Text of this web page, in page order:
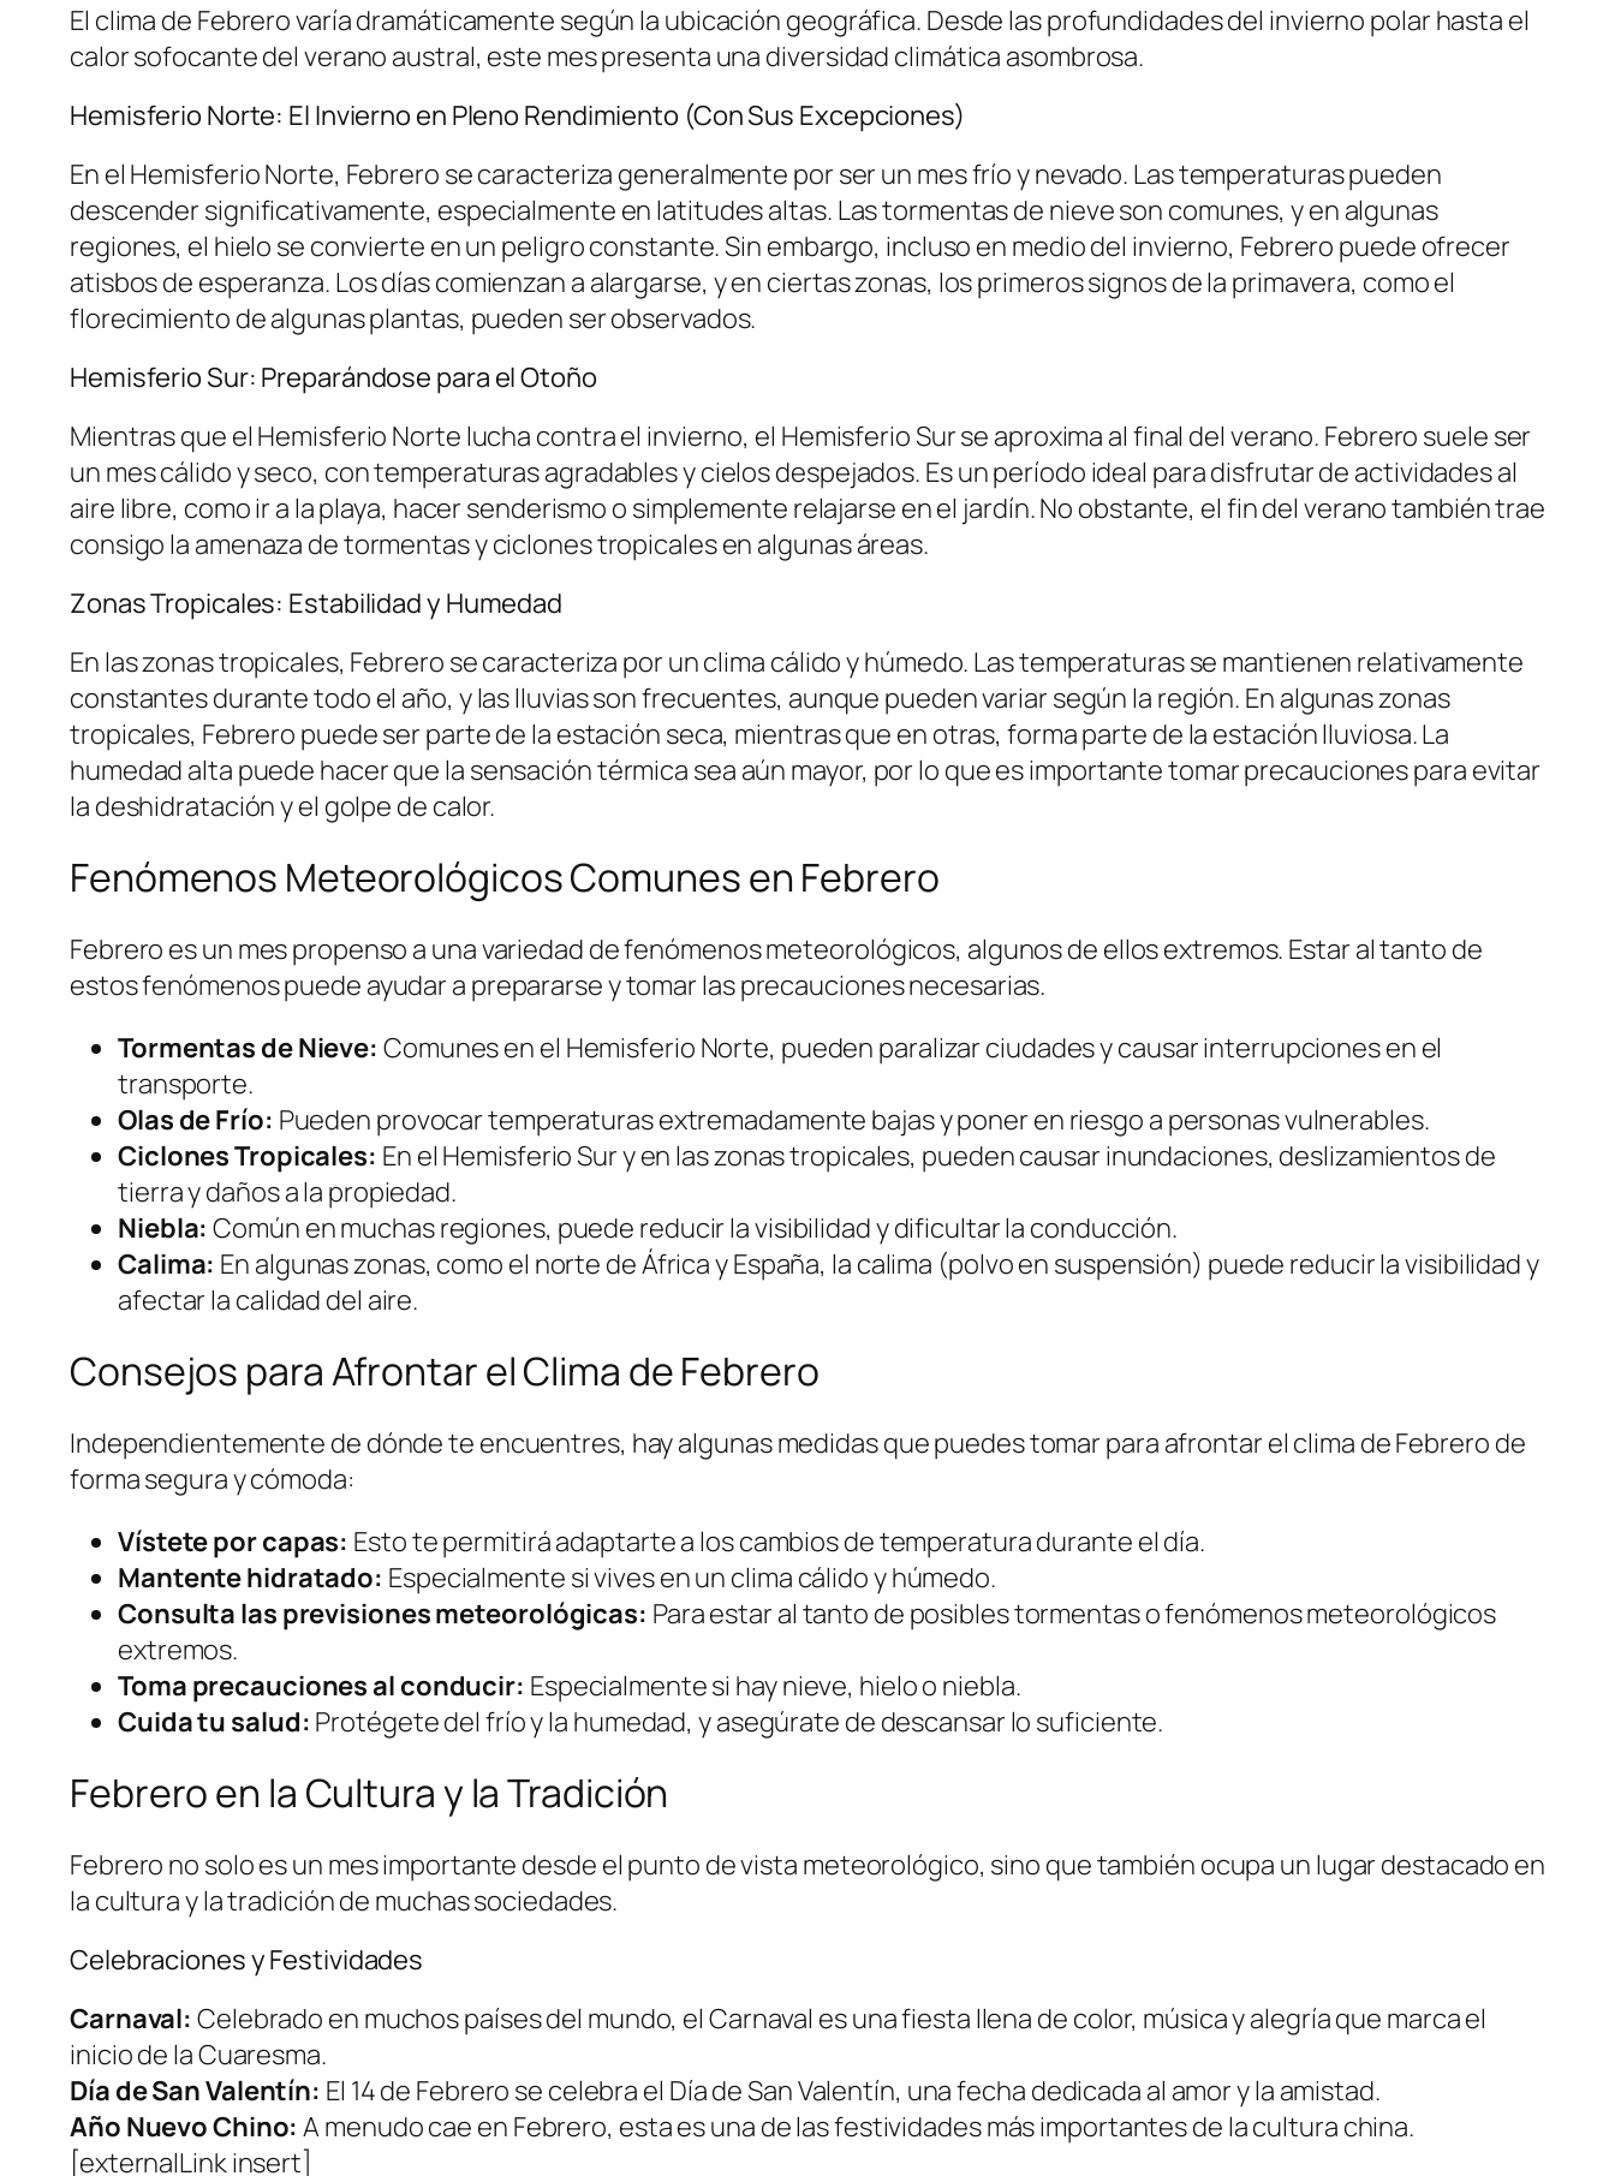
El clima de Febrero varía dramáticamente según la ubicación geográfica. Desde las profundidades del invierno polar hasta el
calor sofocante del verano austral, este mes presenta una diversidad climática asombrosa.
Hemisferio Norte: El Invierno en Pleno Rendimiento (Con Sus Excepciones)
En el Hemisferio Norte, Febrero se caracteriza generalmente por ser un mes frío y nevado. Las temperaturas pueden
descender significativamente, especialmente en latitudes altas. Las tormentas de nieve son comunes, y en algunas
regiones, el hielo se convierte en un peligro constante. Sin embargo, incluso en medio del invierno, Febrero puede ofrecer
atisbos de esperanza. Los días comienzan a alargarse, y en ciertas zonas, los primeros signos de la primavera, como el
florecimiento de algunas plantas, pueden ser observados.
Hemisferio Sur: Preparándose para el Otoño
Mientras que el Hemisferio Norte lucha contra el invierno, el Hemisferio Sur se aproxima al final del verano. Febrero suele ser
un mes cálido y seco, con temperaturas agradables y cielos despejados. Es un período ideal para disfrutar de actividades al
aire libre, como ir a la playa, hacer senderismo o simplemente relajarse en el jardín. No obstante, el fin del verano también trae
consigo la amenaza de tormentas y ciclones tropicales en algunas áreas.
Zonas Tropicales: Estabilidad y Humedad
En las zonas tropicales, Febrero se caracteriza por un clima cálido y húmedo. Las temperaturas se mantienen relativamente
constantes durante todo el año, y las lluvias son frecuentes, aunque pueden variar según la región. En algunas zonas
tropicales, Febrero puede ser parte de la estación seca, mientras que en otras, forma parte de la estación lluviosa. La
humedad alta puede hacer que la sensación térmica sea aún mayor, por lo que es importante tomar precauciones para evitar
la deshidratación y el golpe de calor.
Fenómenos Meteorológicos Comunes en Febrero
Febrero es un mes propenso a una variedad de fenómenos meteorológicos, algunos de ellos extremos. Estar al tanto de
estos fenómenos puede ayudar a prepararse y tomar las precauciones necesarias.
Tormentas de Nieve: Comunes en el Hemisferio Norte, pueden paralizar ciudades y causar interrupciones en el
transporte.
Olas de Frío: Pueden provocar temperaturas extremadamente bajas y poner en riesgo a personas vulnerables.
Ciclones Tropicales: En el Hemisferio Sur y en las zonas tropicales, pueden causar inundaciones, deslizamientos de
tierra y daños a la propiedad.
Niebla: Común en muchas regiones, puede reducir la visibilidad y dificultar la conducción.
Calima: En algunas zonas, como el norte de África y España, la calima (polvo en suspensión) puede reducir la visibilidad y
afectar la calidad del aire.
Consejos para Afrontar el Clima de Febrero
Independientemente de dónde te encuentres, hay algunas medidas que puedes tomar para afrontar el clima de Febrero de
forma segura y cómoda:
Vístete por capas: Esto te permitirá adaptarte a los cambios de temperatura durante el día.
Mantente hidratado: Especialmente si vives en un clima cálido y húmedo.
Consulta las previsiones meteorológicas: Para estar al tanto de posibles tormentas o fenómenos meteorológicos
extremos.
Toma precauciones al conducir: Especialmente si hay nieve, hielo o niebla.
Cuida tu salud: Protégete del frío y la humedad, y asegúrate de descansar lo suficiente.
Febrero en la Cultura y la Tradición
Febrero no solo es un mes importante desde el punto de vista meteorológico, sino que también ocupa un lugar destacado en
la cultura y la tradición de muchas sociedades.
Celebraciones y Festividades
Carnaval: Celebrado en muchos países del mundo, el Carnaval es una fiesta llena de color, música y alegría que marca el
inicio de la Cuaresma.
Día de San Valentín: El 14 de Febrero se celebra el Día de San Valentín, una fecha dedicada al amor y la amistad.
Año Nuevo Chino: A menudo cae en Febrero, esta es una de las festividades más importantes de la cultura china.
[externalLink insert]